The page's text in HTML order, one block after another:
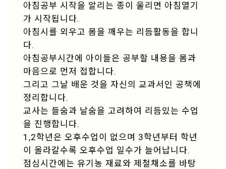
아침공부 시작을 알리는 종이 울리면 아침열기
가 시작됩니다.
아침시를 외우고 몸을 깨우는 리듬활동을 합니
다.
아침공부시간에 아이들은 공부할 내용을 몸과
마음으로 먼저 접합니다.
그리고 그날 배운 것을 자신의 교과서인 공책에
정리합니다.
교사는 들숨과 날숨을 고려하여 리듬있는 수업
을 진행합니다.
1,2학년은 오후수업이 없으며 3학년부터 학년
이 올라갈수록 오후수업 일수가 늘어납니다.
점심시간에는 유기농 재료와 제철채소를 바탕